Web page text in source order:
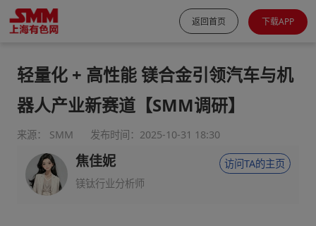
返回首页 下载APP
轻量化 + 高性能 镁合金引领汽车与机
器人产业新赛道【SMM调研】
来源： SMM 发布时间：2025-10-31 18:30
焦佳妮
镁钛行业分析师
访问TA的主页